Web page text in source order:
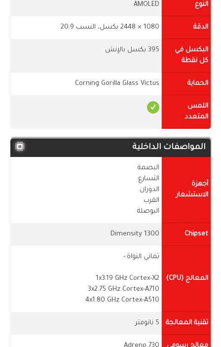
النوع AMOLED
الدقة 1080 × 2448 بكسل، النسب 20:9
البكسل في
كل نقطة
395 بكسل بالإنش
الحماية Corning Gorilla Glass Victus
اللمس
المتعدد
المواصفات الداخلية
أجهزة
الاستشعار
البصمة
التسارع
الدوران
القرب
البوصلة
Chipset
Dimensity 1300
المعالج (CPU)
ثماني النواة:-
1x3.19 GHz Cortex-X2
3x2.75 GHz Cortex-A710
4x1.80 GHz Cortex-A510
تقنية المعالجة 5 نانومتر